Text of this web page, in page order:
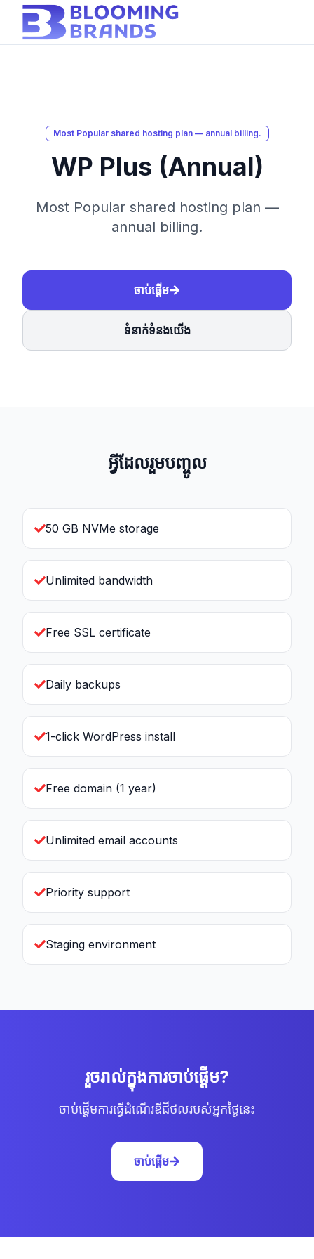
Most Popular shared hosting plan — annual billing.
WP Plus (Annual)
Most Popular shared hosting plan —
annual billing.
ចាប់ផ្ដើម
ទំនាក់ទំនងយើង
អ្វីដែលរួមបញ្ចូល
50 GB NVMe storage
Unlimited bandwidth
Free SSL certificate
Daily backups
1-click WordPress install
Free domain (1 year)
Unlimited email accounts
Priority support
Staging environment
រួចរាល់ក្នុងការចាប់ផ្ដើម?
ចាប់ផ្ដើមការធ្វើដំណើរឌីជីថលរបស់អ្នកថ្ងៃនេះ
ចាប់ផ្ដើម